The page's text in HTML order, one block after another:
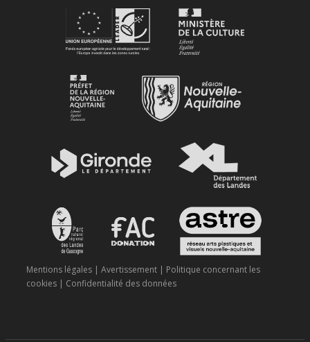
Mentions légales | Avertissement | Politique concernant les
cookies | Confidentialité des données